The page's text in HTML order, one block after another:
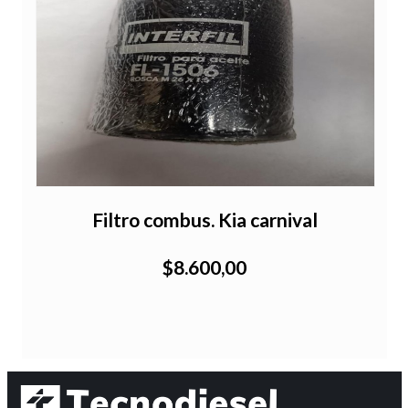
Filtro combus. Kia carnival
$8.600,00